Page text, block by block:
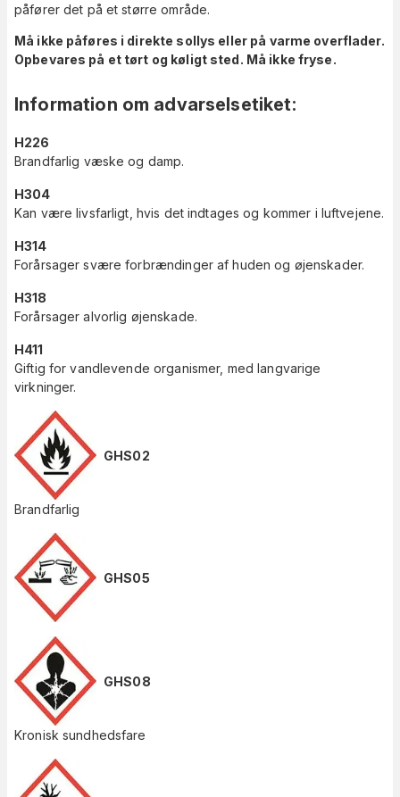
påfører det på et større område.
Må ikke påføres i direkte sollys eller på varme overflader.
Opbevares på et tørt og køligt sted. Må ikke fryse.
Information om advarselsetiket:
H226
Brandfarlig væske og damp.
H304
Kan være livsfarligt, hvis det indtages og kommer i luftvejene.
H314
Forårsager svære forbrændinger af huden og øjenskader.
H318
Forårsager alvorlig øjenskade.
H411
Giftig for vandlevende organismer, med langvarige
virkninger.
GHS02
Brandfarlig
GHS05
GHS08
Kronisk sundhedsfare